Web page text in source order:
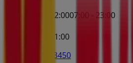
07:00 - 22:0007:00 - 23:00
08:00 - 21:00
91173450